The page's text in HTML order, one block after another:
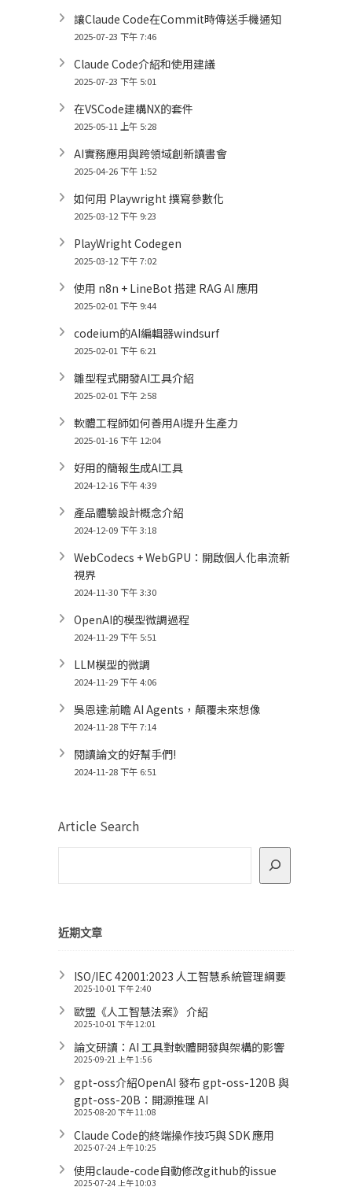
讓Claude Code在Commit時傳送手機通知
2025-07-23 下午 7:46
Claude Code介紹和使用建議
2025-07-23 下午 5:01
在VSCode建構NX的套件
2025-05-11 上午 5:28
AI實務應用與跨領域創新讀書會
2025-04-26 下午 1:52
如何用 Playwright 撰寫參數化
2025-03-12 下午 9:23
PlayWright Codegen
2025-03-12 下午 7:02
使用 n8n + LineBot 搭建 RAG AI 應用
2025-02-01 下午 9:44
codeium的AI編輯器windsurf
2025-02-01 下午 6:21
雛型程式開發AI工具介紹
2025-02-01 下午 2:58
軟體工程師如何善用AI提升生產力
2025-01-16 下午 12:04
好用的簡報生成AI工具
2024-12-16 下午 4:39
產品體驗設計概念介紹
2024-12-09 下午 3:18
WebCodecs + WebGPU：開啟個人化串流新
視界
2024-11-30 下午 3:30
OpenAI的模型微調過程
2024-11-29 下午 5:51
LLM模型的微調
2024-11-29 下午 4:06
吳恩達:前瞻 AI Agents，顛覆未來想像
2024-11-28 下午 7:14
閱讀論文的好幫手們!
2024-11-28 下午 6:51
Article Search
近期文章
ISO/IEC 42001:2023 人工智慧系統管理綱要
2025-10-01 下午 2:40
歐盟《人工智慧法案》 介紹
2025-10-01 下午 12:01
論文研讀：AI 工具對軟體開發與架構的影響
2025-09-21 上午 1:56
gpt-oss介紹OpenAI 發布 gpt-oss-120B 與
gpt-oss-20B：開源推理 AI
2025-08-20 下午 11:08
Claude Code的終端操作技巧與 SDK 應用
2025-07-24 上午 10:25
使用claude-code自動修改github的issue
2025-07-24 上午 10:03